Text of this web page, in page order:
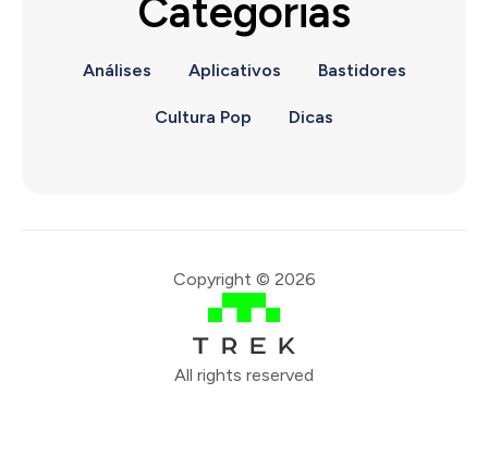
Categorias
Análises Aplicativos Bastidores
Cultura Pop Dicas
Copyright © 2026
All rights reserved